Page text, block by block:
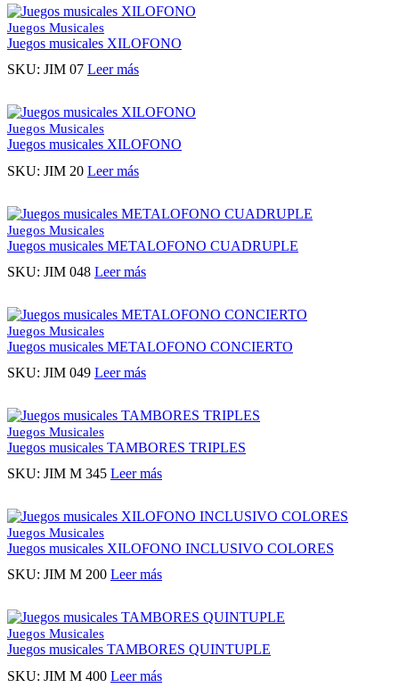
Juegos Musicales
Juegos musicales XILOFONO
SKU: JIM 07 Leer más
Juegos Musicales
Juegos musicales XILOFONO
SKU: JIM 20 Leer más
Juegos Musicales
Juegos musicales METALOFONO CUADRUPLE
SKU: JIM 048 Leer más
Juegos Musicales
Juegos musicales METALOFONO CONCIERTO
SKU: JIM 049 Leer más
Juegos Musicales
Juegos musicales TAMBORES TRIPLES
SKU: JIM M 345 Leer más
Juegos Musicales
Juegos musicales XILOFONO INCLUSIVO COLORES
SKU: JIM M 200 Leer más
Juegos Musicales
Juegos musicales TAMBORES QUINTUPLE
SKU: JIM M 400 Leer más